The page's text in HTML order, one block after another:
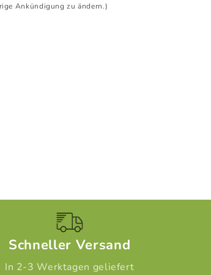
Ankündigung zu ändern.)
Schneller Versand
In 2-3 Werktagen geliefert